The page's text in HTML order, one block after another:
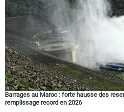
Barrages au Maroc : forte hausse des
remplissage record en 2026